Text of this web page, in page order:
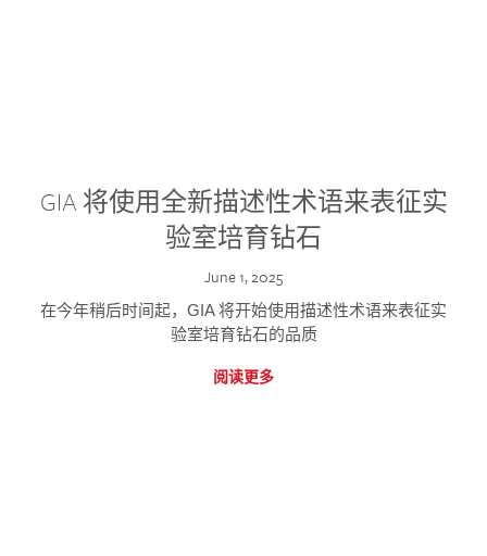
GIA 将使用全新描述性术语来表征实
验室培育钻石
June 1, 2025
在今年稍后时间起，GIA 将开始使用描述性术语来表征实
验室培育钻石的品质
阅读更多